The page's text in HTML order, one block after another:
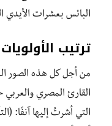
البائس بعشرات
ترتيب الأولويات
من أجل كل هذه الصور
القارئ المصري
التي أشرتُ إليها آنفًا: